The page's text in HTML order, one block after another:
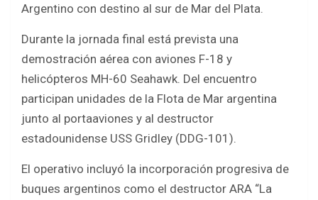
Argentino con destino al sur de Mar del Plata.
Durante la jornada final está prevista una
demostración aérea con aviones F-18 y
helicópteros MH-60 Seahawk. Del encuentro
participan unidades de la Flota de Mar argentina
junto al portaaviones y al destructor
estadounidense USS Gridley (DDG-101).
El operativo incluyó la incorporación progresiva de
buques argentinos como el destructor ARA “La